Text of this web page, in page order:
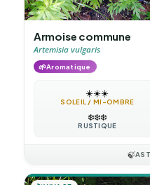
Armoise commune
Artemisia vulgaris
🌱Aromatique
☀️☀️☀️
SOLEIL / MI-OMBRE
❄️❄️❄️
RUSTIQUE
🍃